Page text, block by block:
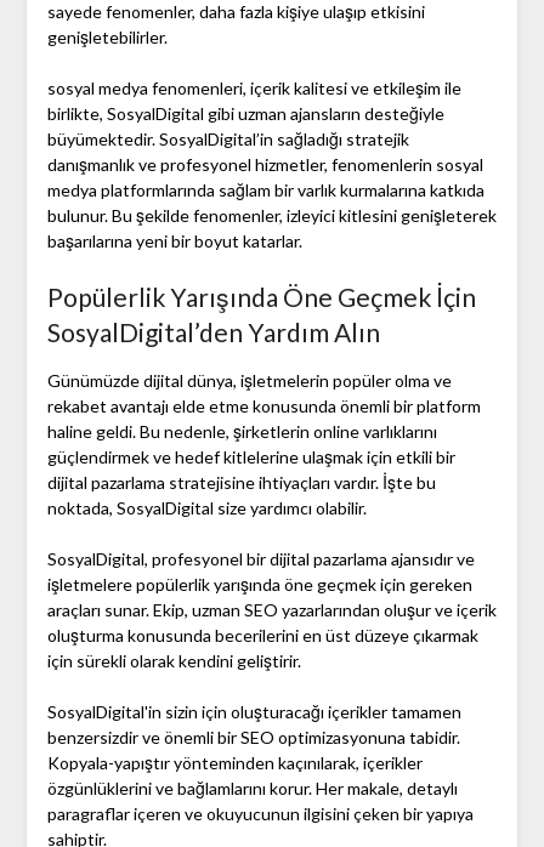
sayede fenomenler, daha fazla kişiye ulaşıp etkisini
genişletebilirler.
sosyal medya fenomenleri, içerik kalitesi ve etkileşim ile
birlikte, SosyalDigital gibi uzman ajansların desteğiyle
büyümektedir. SosyalDigital’in sağladığı stratejik
danışmanlık ve profesyonel hizmetler, fenomenlerin sosyal
medya platformlarında sağlam bir varlık kurmalarına katkıda
bulunur. Bu şekilde fenomenler, izleyici kitlesini genişleterek
başarılarına yeni bir boyut katarlar.
Popülerlik Yarışında Öne Geçmek İçin
SosyalDigital’den Yardım Alın
Günümüzde dijital dünya, işletmelerin popüler olma ve
rekabet avantajı elde etme konusunda önemli bir platform
haline geldi. Bu nedenle, şirketlerin online varlıklarını
güçlendirmek ve hedef kitlelerine ulaşmak için etkili bir
dijital pazarlama stratejisine ihtiyaçları vardır. İşte bu
noktada, SosyalDigital size yardımcı olabilir.
SosyalDigital, profesyonel bir dijital pazarlama ajansıdır ve
işletmelere popülerlik yarışında öne geçmek için gereken
araçları sunar. Ekip, uzman SEO yazarlarından oluşur ve içerik
oluşturma konusunda becerilerini en üst düzeye çıkarmak
için sürekli olarak kendini geliştirir.
SosyalDigital'in sizin için oluşturacağı içerikler tamamen
benzersizdir ve önemli bir SEO optimizasyonuna tabidir.
Kopyala-yapıştır yönteminden kaçınılarak, içerikler
özgünlüklerini ve bağlamlarını korur. Her makale, detaylı
paragraflar içeren ve okuyucunun ilgisini çeken bir yapıya
sahiptir.